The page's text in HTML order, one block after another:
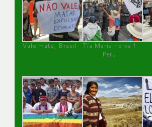
Vale mata, Brasil
Tía María no va !
Perú